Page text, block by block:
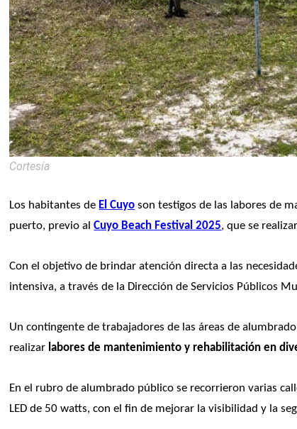
Cortesía
Los habitantes de El Cuyo son testigos de las labores de
puerto, previo al Cuyo Beach Festival 2025, que se
Con el objetivo de brindar atención directa a las
intensiva, a través de la Dirección de Servicios Públicos
Un contingente de trabajadores de las áreas de
realizar labores de mantenimiento y rehabilitación en
En el rubro de alumbrado público se recorrieron varias
LED de 50 watts, con el fin de mejorar la visibilidad y la